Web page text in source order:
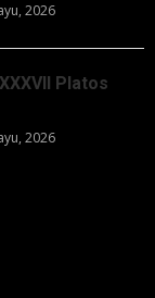
2026
Platos
2026